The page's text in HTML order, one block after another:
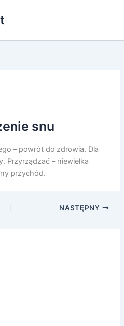
snu
– powrót do zdrowia. Dla
Przyrządzać – niewielka
przychód.
NASTĘPNY